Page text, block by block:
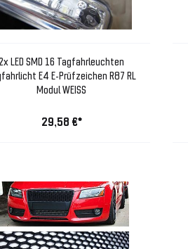
LED SMD 16 Tagfahrleuchten
E4 E-Prüfzeichen R87 RL
Modul WEISS
29,58 €*